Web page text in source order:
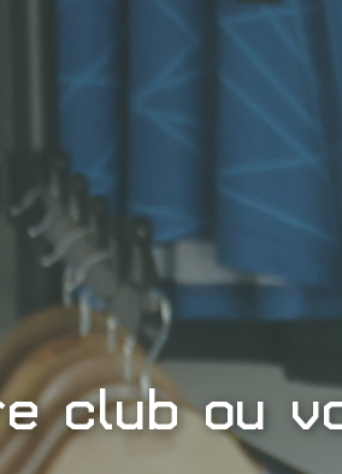
club ou